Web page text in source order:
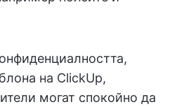
на ClickUp,
могат спокойно да